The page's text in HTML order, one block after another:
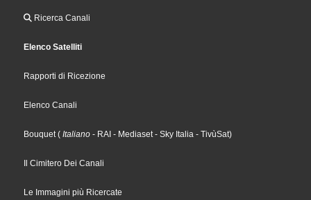
Ricerca Canali
Elenco Satelliti
Rapporti di Ricezione
Elenco Canali
Bouquet ( Italiano - RAI - Mediaset - Sky Italia - TivùSat)
Il Cimitero Dei Canali
Le Immagini più Ricercate